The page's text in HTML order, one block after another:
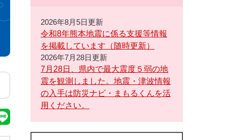
2026年8月5日更新
令和8年熊本地震に係る支援等情報
を掲載しています（随時更新）
2026年7月28日更新
7月28日、県内で最大震度５弱の地
震を観測しました。地震・津波情報
の入手は防災ナビ・まもるくんを活
用ください。